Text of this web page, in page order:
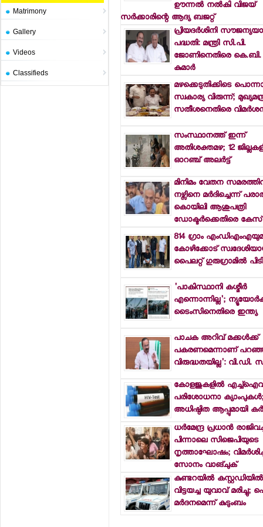
Matrimony
Gallery
Videos
Classifieds
ഊന്നല്‍ നല്‍കി വിജയ്
സര്‍ക്കാരിന്റെ ആദ്യ ബജറ്റ്
പ്രിയദര്‍ശിനി
പദ്ധതി: മന്ത്രി സി.പി.
ജോണിനെതിരെ
കുമാര്‍
മഴക്കെടുതിക്കിടെ
സ്വകാര്യ വിരുന്ന്;
സതീശനെതിരെ
സംസ്ഥാനത്ത് ഇന്ന്
അതിശക്തമഴ; 12
ഓറഞ്ച് അലര്‍ട്ട്
മിനിമം വേതന
നഴ്സിനെ മര്‍ദിച്ചെന്ന്
കൊയിലി ആശുപത്രി
ഡോക്ടര്‍ക്കെതിരെ കേസ്
814 ഗ്രാം
കോഴിക്കോട്
പൈലറ്റ് ഗുരുഗ്രാമില്‍
'പാകിസ്ഥാനി കശ്മീര്‍
എന്നൊന്നില്ല';
ടൈംസിനെതിരെ ഇന്ത്യ
പാചക അറിവ് മക്കള്‍ക്ക്
പകരണമെന്നാണ്
വിരുദ്ധതയില്ല': വി.ഡി.
കോളജുകളില്‍
പരിശോധനാ
അധിഷ്ഠിത ആപ്പുമായി
ധര്‍മേന്ദ്ര പ്രധാന്‍
പിന്നാലെ സിജെപിയുടെ
നൃത്താഘോഷം;
സോനം വാങ്ചുക്
കുണ്ടറയില്‍
വിട്ടയച്ച യുവാവ് മരിച്ചു;
മര്‍ദനമെന്ന് കുടുംബം